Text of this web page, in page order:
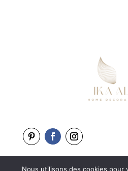
Nous utilisons des cookies pour